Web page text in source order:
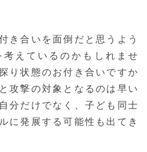
き合いを面倒だと思うよう
えているのかもしれませ
り状態のお付き合いですか
攻撃の対象となるのは早い
分だけでなく、子ども同士
に発展する可能性も出てき